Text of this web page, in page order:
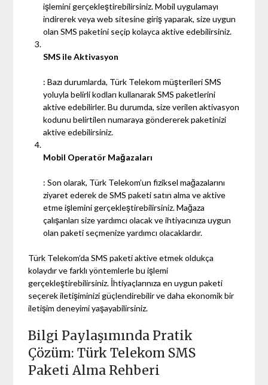
işlemini gerçekleştirebilirsiniz. Mobil uygulamayı
indirerek veya web sitesine giriş yaparak, size uygun
olan SMS paketini seçip kolayca aktive edebilirsiniz.
SMS ile Aktivasyon
: Bazı durumlarda, Türk Telekom müşterileri SMS
yoluyla belirli kodları kullanarak SMS paketlerini
aktive edebilirler. Bu durumda, size verilen aktivasyon
kodunu belirtilen numaraya göndererek paketinizi
aktive edebilirsiniz.
Mobil Operatör Mağazaları
: Son olarak, Türk Telekom’un fiziksel mağazalarını
ziyaret ederek de SMS paketi satın alma ve aktive
etme işlemini gerçekleştirebilirsiniz. Mağaza
çalışanları size yardımcı olacak ve ihtiyacınıza uygun
olan paketi seçmenize yardımcı olacaklardır.
Türk Telekom’da SMS paketi aktive etmek oldukça
kolaydır ve farklı yöntemlerle bu işlemi
gerçekleştirebilirsiniz. İhtiyaçlarınıza en uygun paketi
seçerek iletişiminizi güçlendirebilir ve daha ekonomik bir
iletişim deneyimi yaşayabilirsiniz.
Bilgi Paylaşımında Pratik
Çözüm: Türk Telekom SMS
Paketi Alma Rehberi